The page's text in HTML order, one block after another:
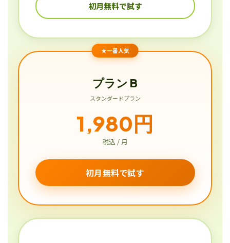
初月無料で試す
★一番人気
プラン B
スタンダードプラン
1,980円
税込 / 月
初月無料で試す